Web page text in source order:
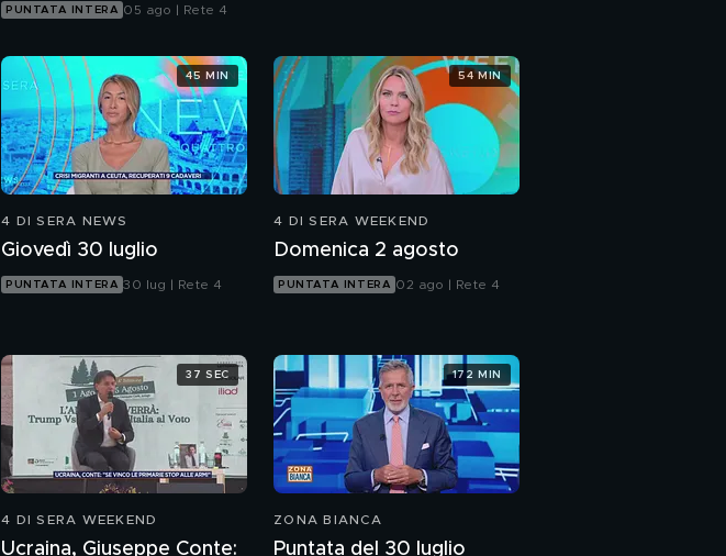
PUNTATA INTERA 05 ago | Rete 4
4 DI SERA NEWS
Giovedì 30 luglio
PUNTATA INTERA 30 lug | Rete 4
45 MIN
4 DI SERA WEEKEND
Domenica 2 agosto
PUNTATA INTERA 02 ago | Rete 4
54 MIN
4 DI SERA WEEKEND
Ucraina, Giuseppe Conte:
37 SEC
ZONA BIANCA
Puntata del 30 luglio
172 MIN